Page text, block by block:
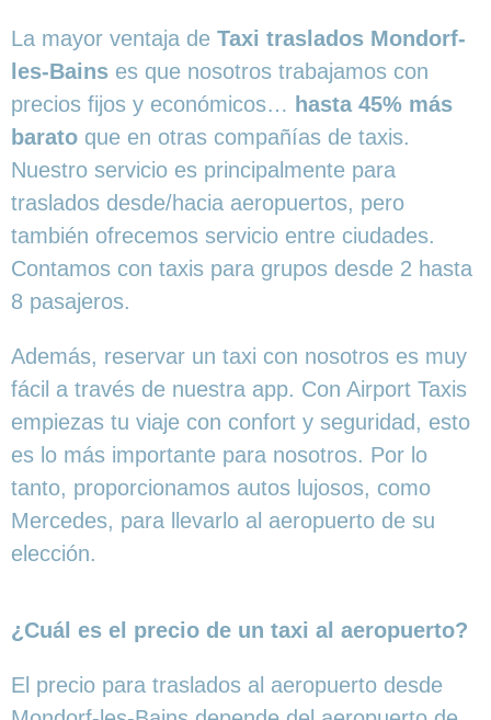
La mayor ventaja de Taxi traslados Mondorf-
les-Bains es que nosotros trabajamos con
precios fijos y económicos… hasta 45% más
barato que en otras compañías de taxis.
Nuestro servicio es principalmente para
traslados desde/hacia aeropuertos, pero
también ofrecemos servicio entre ciudades.
Contamos con taxis para grupos desde 2 hasta
8 pasajeros.
Además, reservar un taxi con nosotros es muy
fácil a través de nuestra app. Con Airport Taxis
empiezas tu viaje con confort y seguridad, esto
es lo más importante para nosotros. Por lo
tanto, proporcionamos autos lujosos, como
Mercedes, para llevarlo al aeropuerto de su
elección.
¿Cuál es el precio de un taxi al aeropuerto?
El precio para traslados al aeropuerto desde